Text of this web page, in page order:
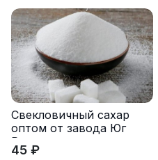
Свекловичный сахар
оптом от завода Юг
Руси
45 ₽